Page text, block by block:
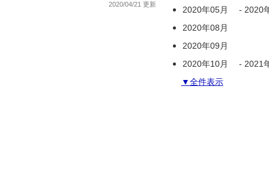
2020/04/21 更新
2020年05月
- 2020
2020年08月
2020年09月
2020年10月
- 2021
▼全件表示